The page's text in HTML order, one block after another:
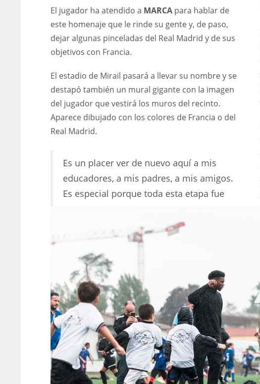
NYJ
ATL
El jugador ha atendido a MARCA para hablar de
este homenaje que le rinde su gente y, de paso,
dejar algunas pinceladas del Real Madrid y de sus
objetivos con Francia.
El estadio de Mirail pasará a llevar su nombre y se
destapó también un mural gigante con la imagen
del jugador que vestirá los muros del recinto.
Aparece dibujado con los colores de Francia o del
Real Madrid.
Es un placer ver de nuevo aquí a mis
educadores, a mis padres, a mis amigos.
Es especial porque toda esta etapa fue